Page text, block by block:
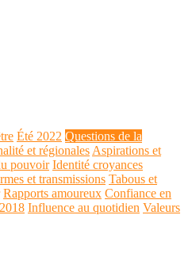
Été 2022 Questions de la
et régionales Aspirations et
pouvoir Identité croyances
et transmissions Tabous et
Rapports amoureux Confiance en
Influence au quotidien Valeurs